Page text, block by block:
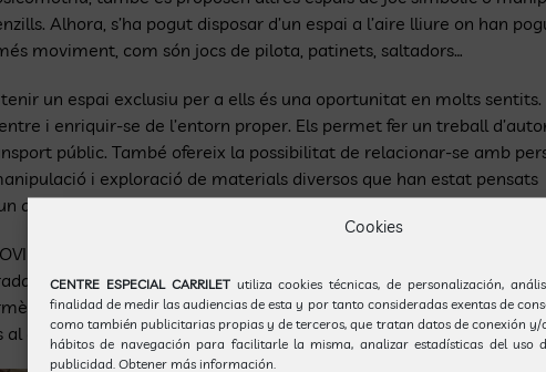
Cookies
CENTRE ESPECIAL CARRILET utiliza cookies técnicas, de personalización,
finalidad de medir las audiencias de esta y por tanto consideradas exentas de
como también publicitarias propias y de terceros, que tratan datos de conexión y/
hábitos de navegación para facilitarle la misma, analizar estadísticas del uso
publicidad. Obtener más información.
Alhora, s’ha pogut disposar d’un espai a l’aire lliure on han
moviment, com són jocs de pilota, patinets, saltadors…
un espai exclusiu per a ells és una oportunitat en molts sentits.
i enriquir-se de l’entorn proper. Els permet fer un treball
públic. També ofereix la possibilitat de relacionar-se amb
i exploració de materials diversos que han estat pensats
dels grups.
ens hem vist molt limitats. Però ha estat possible continuar el
Família gràcies aTransports Metropolitans de Barcelona, TMB.
poder viatjar amb autobús exclusiu per a la nostra escola i de
casal durant els mesos de febrer i març.